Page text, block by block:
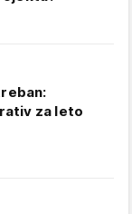
za leto